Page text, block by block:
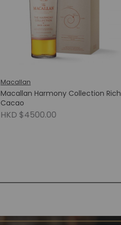
Macallan
Macallan Harmony Collection Rich
Cacao
HKD $4500.00